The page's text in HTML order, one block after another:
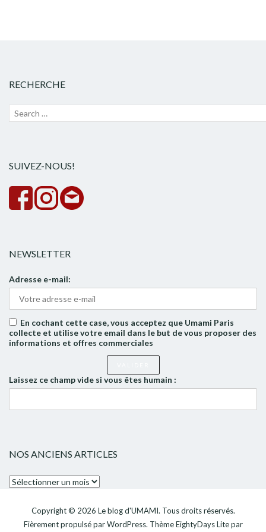
RECHERCHE
Recherche
SUIVEZ-NOUS!
NEWSLETTER
Adresse e-mail:
En cochant cette case, vous acceptez que Umami Paris
collecte et utilise votre email dans le but de vous proposer des
informations et offres commerciales
Laissez ce champ vide si vous êtes humain :
NOS ANCIENS ARTICLES
Nos
articlesCopyright © 2026 Le blog d'UMAMI. Tous droits réservés.
Fièrement propulsé parWordPress. ThèmeEightyDays Litepar